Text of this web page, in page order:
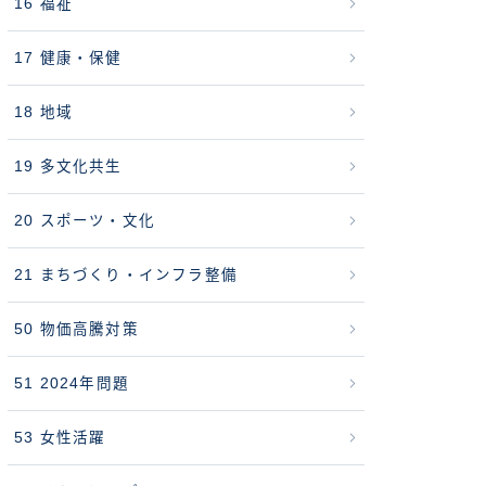
16 福祉
17 健康・保健
18 地域
19 多文化共生
20 スポーツ・文化
21 まちづくり・インフラ整備
50 物価高騰対策
51 2024年問題
53 女性活躍